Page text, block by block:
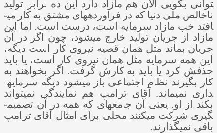
توانی بگویی الان هم مازاد دارد این ده برابر تولید
ناخالص ملی دنیا که در فرآورده­های مشتق به کار می­
افتد خب مازاد سرمایه است، درست است. اما این
مازاد از جریان تولید خارج می­شود، چون اگر در آن
جریان بماند مثل همان قضیه نیروی کار است دیگه،
این همه سرمایه مثل همان نیروی کار است، یا باید
حذفش کرد یا باید به کارش گرفت. اگر بخواهند به
کار بگیرند نظام اجتماعی باز می­شود دیگه سرمایه­
داری نمی­ماند. آقای ترامپ هم نمایندگی نمی­تواند
بکند از او. یعنی آن جامعه­ای که همه در آن تصمیم­
گیری شرکت می­کنند محلی برای امثال آقای ترامپ
باقی نمی­گذارند.